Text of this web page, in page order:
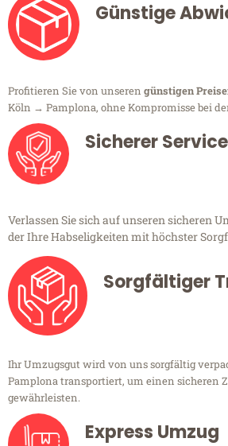
Günstige
Profitieren Sie von unseren günstigen
Köln → Pamplona, ohne Kompromisse bei
Sicherer Service
Verlassen Sie sich auf unseren sicheren
der Ihre Habseligkeiten mit höchster
Sorgfältiger
Ihr Umzugsgut wird von uns sorgfältig
Pamplona transportiert, um einen sicheren
gewährleisten.
Express Umzug